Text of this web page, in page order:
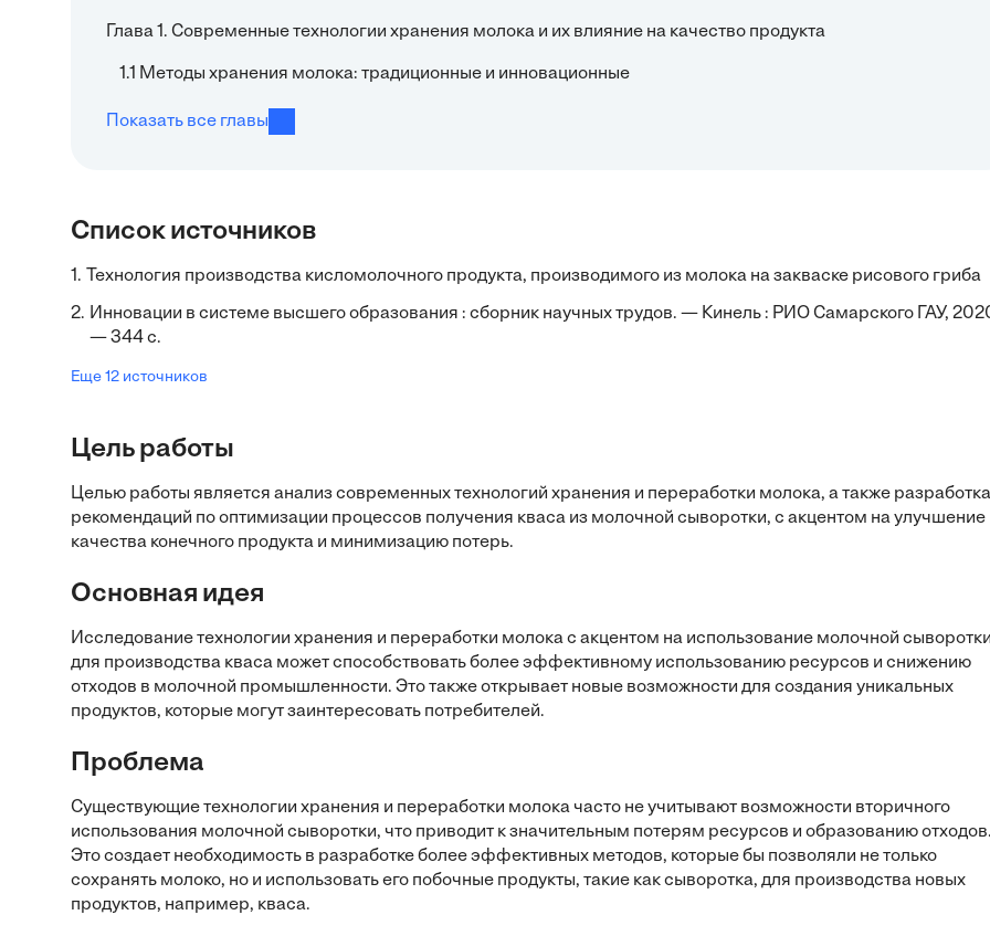
Глава 1. Современные технологии хранения молока и их влияние на качество продукта
1.1 Методы хранения молока: традиционные и инновационные
Показать все главы
Список источников
1. Технология производства кисломолочного продукта, производимого из молока на закваске рисового гриба
2. Инновации в системе высшего образования : сборник научных трудов. — Кинель : РИО Самарского ГАУ,
— 344 с.
Еще 12 источников
Цель работы
Целью работы является анализ современных технологий хранения и переработки молока, а также разработка
рекомендаций по оптимизации процессов получения кваса из молочной сыворотки, с акцентом на улучшение
качества конечного продукта и минимизацию потерь.
Основная идея
Исследование технологии хранения и переработки молока с акцентом на использование молочной сыворотки
для производства кваса может способствовать более эффективному использованию ресурсов и снижению
отходов в молочной промышленности. Это также открывает новые возможности для создания уникальных
продуктов, которые могут заинтересовать потребителей.
Проблема
Существующие технологии хранения и переработки молока часто не учитывают возможности вторичного
использования молочной сыворотки, что приводит к значительным потерям ресурсов и образованию отходов.
Это создает необходимость в разработке более эффективных методов, которые бы позволяли не только
сохранять молоко, но и использовать его побочные продукты, такие как сыворотка, для производства новых
продуктов, например, кваса.